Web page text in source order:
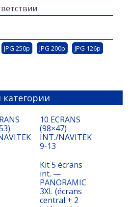
JPG 250p JPG 200p
JPG 126p
10 ECRANS
(98×47)
INT./NAVITEK
9-13
Kit 5 écrans
int. —
PANORAMIC
3XL (écrans
central + 2